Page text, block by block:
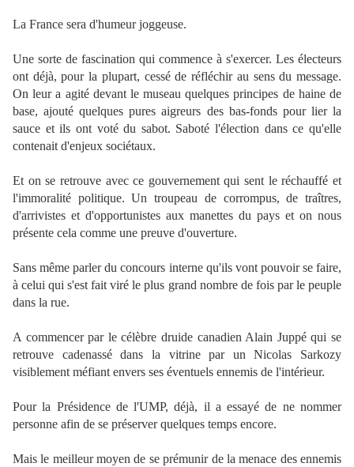
La France sera d'humeur joggeuse.
Une sorte de fascination qui commence à s'exercer. Les électeurs
ont déjà, pour la plupart, cessé de réfléchir au sens du message.
On leur a agité devant le museau quelques principes de haine de
base, ajouté quelques pures aigreurs des bas-fonds pour lier la
sauce et ils ont voté du sabot. Saboté l'élection dans ce qu'elle
contenait d'enjeux sociétaux.
Et on se retrouve avec ce gouvernement qui sent le réchauffé et
l'immoralité politique. Un troupeau de corrompus, de traîtres,
d'arrivistes et d'opportunistes aux manettes du pays et on nous
présente cela comme une preuve d'ouverture.
Sans même parler du concours interne qu'ils vont pouvoir se faire,
à celui qui s'est fait viré le plus grand nombre de fois par le peuple
dans la rue.
A commencer par le célèbre druide canadien Alain Juppé qui se
retrouve cadenassé dans la vitrine par un Nicolas Sarkozy
visiblement méfiant envers ses éventuels ennemis de l'intérieur.
Pour la Présidence de l'UMP, déjà, il a essayé de ne nommer
personne afin de se préserver quelques temps encore.
Mais le meilleur moyen de se prémunir de la menace des ennemis